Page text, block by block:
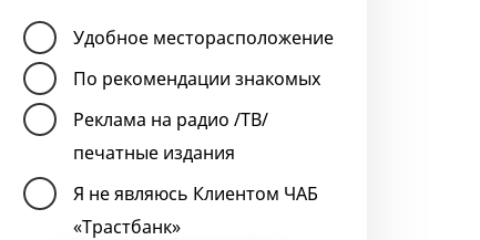
Удобное месторасположение
По рекомендации знакомых
Реклама на радио /ТВ/
печатные издания
Я не являюсь Клиентом ЧАБ
«Трастбанк»